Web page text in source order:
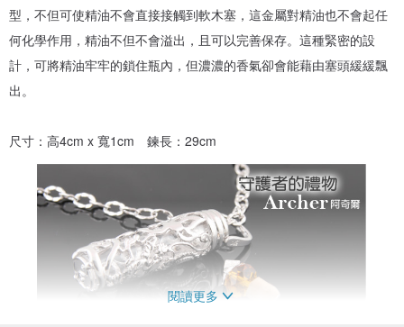
型，不但可使精油不會直接接觸到軟木塞，這金屬對精油也不會起任
何化學作用，精油不但不會溢出，且可以完善保存。這種緊密的設
計，可將精油牢牢的鎖住瓶內，但濃濃的香氣卻會能藉由塞頭緩緩飄
出。
尺寸：高4cm x 寬1cm 鍊長：29cm
閱讀更多